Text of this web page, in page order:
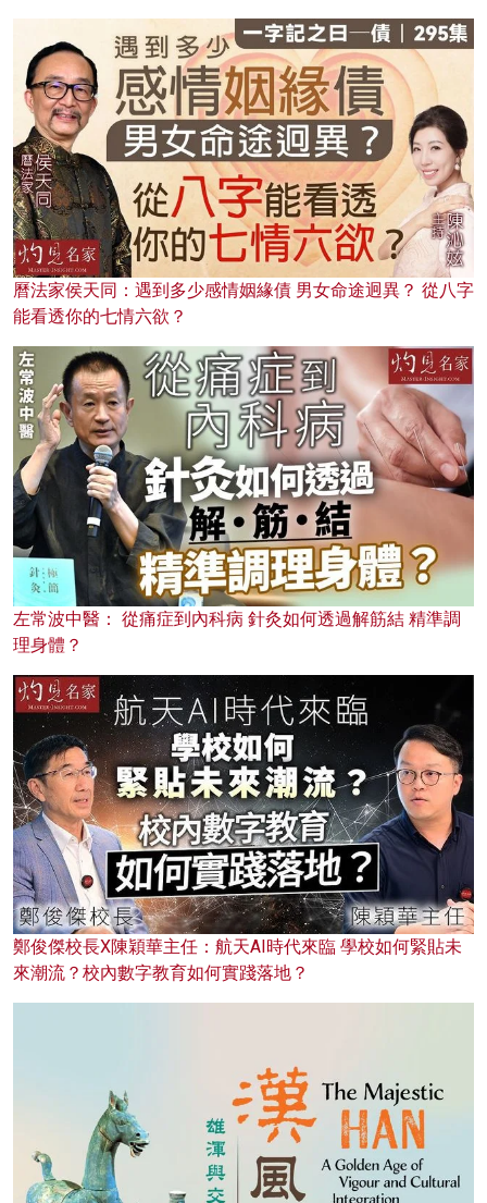
曆法家侯天同：遇到多少感情姻緣債 男女命途迥異？ 從八字
能看透你的七情六欲？
左常波中醫： 從痛症到內科病 針灸如何透過解筋結 精準調
理身體？
鄭俊傑校長X陳穎華主任：航天AI時代來臨 學校如何緊貼未
來潮流？校內數字教育如何實踐落地？